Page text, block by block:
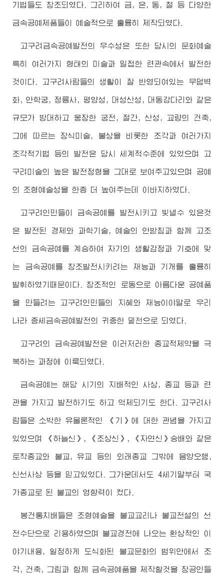
기법들도 창조되였다. 그리하여 금, 은, 동, 철 등 다양한
금속공예제품들이 예술적으로 훌륭히 제작되였다.
고구려금속공예발전의 우수성은 또한 당시의 문화예술
특히 여러가지 형태의 미술과 밀접한 련관속에서 발전한
것이다. 고구려사람들의 생활이 잘 반영되여있는 무덤벽
화, 안학궁, 정릉사, 평양성, 대성산성, 대동강다리와 같은
규모가 방대하고 웅장한 궁전, 절간, 산성, 교량의 건축,
그에 따르는 장식미술, 불상을 비롯한 조각과 여러가지
조각적기법 등의 발전은 당시 세계적수준에 있었으며 고
구려미술의 높은 발전정형을 그대로 보여주고있으며 공예
의 조형예술성을 한층 더 높여주는데 이바지하였다.
고구려인민들이 금속공예를 발전시키고 빛낼수 있은것
은 발전된 경제와 과학기술, 예술의 안받침과 함께 고조
선의 금속공예를 계승하여 자기의 생활감정과 기호에 맞
는 금속공예를 창조발전시키려는 재능과 기개를 훌륭히
발휘하였기때문이다. 창조적인 로동으로 아름다운 공예품
을 만들려는 고구려인민들의 지혜와 재능이야말로 우리
나라 중세금속공예발전의 귀중한 밑천으로 되였다.
고구려의 금속공예발전은 이러저러한 종교적제약을 극
복하는 과정에 이룩되였다.
금속공예는 해당 시기의 지배적인 사상, 종교 등과 련
관을 가지고 발전하기도 하고 억제되기도 한다. 고구려사
람들은 소박한 유물론적인 《기》에 대한 관념을 가지고
있었으며 《하늘신》, 《조상신》, 《자연신》숭배와 같은
토착종교와 불교, 유교 등의 외래종교 그밖에 음양오행,
신선사상 등을 믿고있었다. 그가운데서도 4세기말부터 국
가종교로 된 불교의 영향력이 컸다.
봉건통치배들은 조형예술을 불교교리나 불교전설의 선
전수단으로 리용하였으며 불교경전에 나오는 환상적인 이
야기내용, 일정하게 도식화된 불교문화의 범위안에서 조
각, 건축, 그림과 함께 금속공예품을 제작할것을 장공인들